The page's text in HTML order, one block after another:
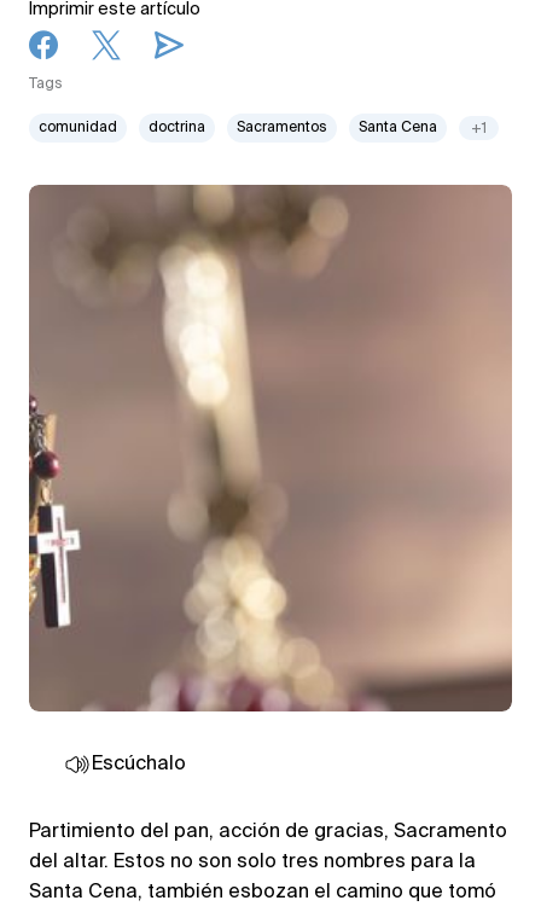
Imprimir este artículo
Tags
comunidad doctrina Sacramentos Santa Cena +1
Escúchalo
Partimiento del pan, acción de gracias, Sacramento
del altar. Estos no son solo tres nombres para la
Santa Cena, también esbozan el camino que tomó